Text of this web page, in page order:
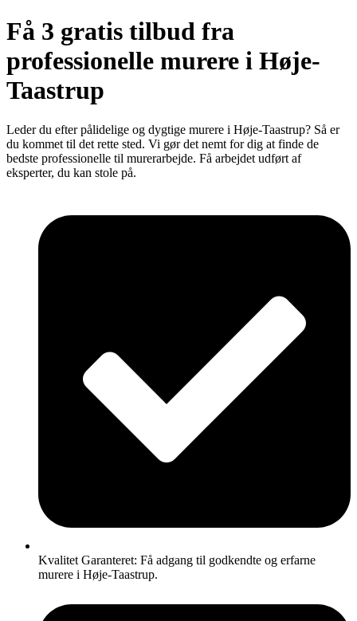
Få 3 gratis tilbud fra
professionelle murere i Høje-
Taastrup
Leder du efter pålidelige og dygtige murere i Høje-Taastrup? Så er
du kommet til det rette sted. Vi gør det nemt for dig at finde de
bedste professionelle til murerarbejde. Få arbejdet udført af
eksperter, du kan stole på.
Kvalitet Garanteret: Få adgang til godkendte og erfarne
murere i Høje-Taastrup.